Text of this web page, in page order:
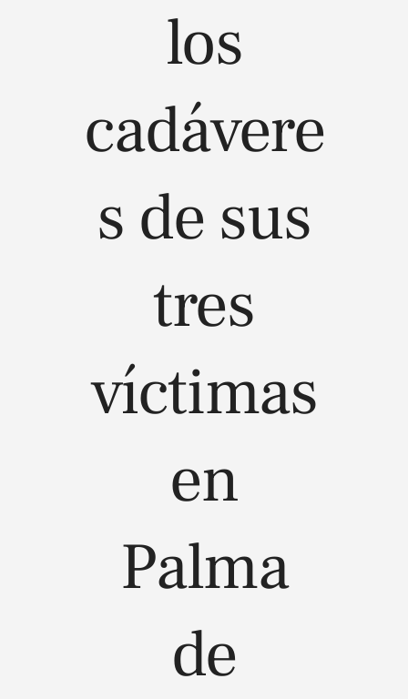
los
cadávere
s de sus
tres
víctimas
en
Palma
de